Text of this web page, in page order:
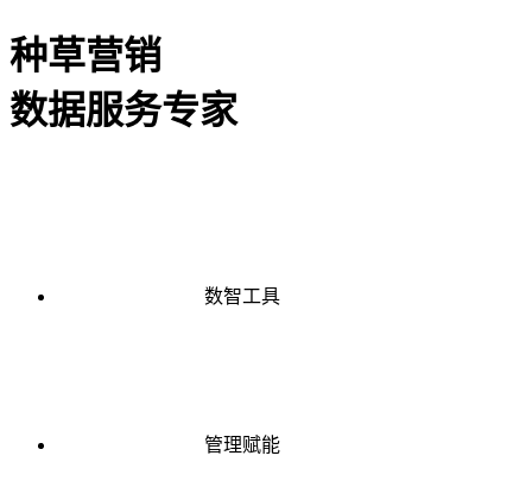
种草营销
数据服务专家
数智工具
管理赋能